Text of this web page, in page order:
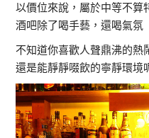
以價位來說，屬於中等不算
酒吧除了喝手藝，還喝氣氛
不知道你喜歡人聲鼎沸的熱
還是能靜靜啜飲的寧靜環境